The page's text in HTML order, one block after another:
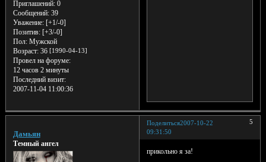
Приглашений:0
Сообщений:39
Уважение: [+1/-0]
Позитив: [+3/-0]
Пол:Мужской
Возраст:36 [1990-04-13]
Провел на форуме:
12 часов 2 минуты
Последний визит:
2007-11-04 11:00:36
Поделиться 5
2007-10-22
09:31:50
Дамьян
Темный ангел
прикольно я за!